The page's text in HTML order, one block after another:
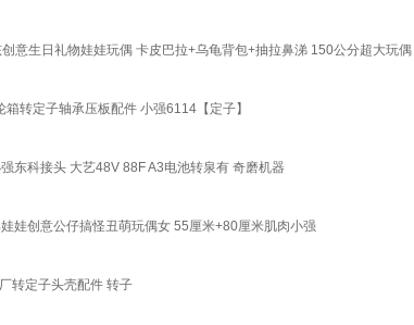
意生日礼物娃娃玩偶 卡皮巴拉+乌龟背包+抽拉鼻涕 150公分超大玩偶
转定子轴承压板配件 小强6114【定子】
东科接头 大艺48V 88F A3电池转泉有 奇磨机器
娃创意公仔搞怪丑萌玩偶女 55厘米+80厘米肌肉小强
转定子头壳配件 转子